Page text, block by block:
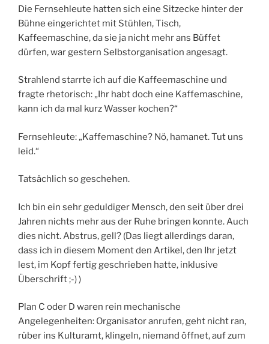
Die Fernsehleute hatten sich eine Sitzecke hinter der
Bühne eingerichtet mit Stühlen, Tisch,
Kaffeemaschine, da sie ja nicht mehr ans Büffet
dürfen, war gestern Selbstorganisation angesagt.
Strahlend starrte ich auf die Kaffeemaschine und
fragte rhetorisch: „Ihr habt doch eine Kaffemaschine,
kann ich da mal kurz Wasser kochen?“
Fernsehleute: „Kaffemaschine? Nö, hamanet. Tut uns
leid.“
Tatsächlich so geschehen.
Ich bin ein sehr geduldiger Mensch, den seit über drei
Jahren nichts mehr aus der Ruhe bringen konnte. Auch
dies nicht. Abstrus, gell? (Das liegt allerdings daran,
dass ich in diesem Moment den Artikel, den Ihr jetzt
lest, im Kopf fertig geschrieben hatte, inklusive
Überschrift ;-) )
Plan C oder D waren rein mechanische
Angelegenheiten: Organisator anrufen, geht nicht ran,
rüber ins Kulturamt, klingeln, niemand öffnet, auf zum